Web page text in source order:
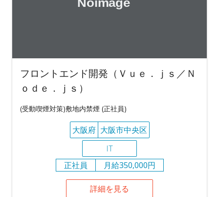
フロントエンド開発（Ｖｕｅ．ｊｓ／Ｎ
ｏｄｅ．ｊｓ）
(受動喫煙対策)敷地内禁煙 (正社員)
大阪府 大阪市中央区
IT
正社員
月給350,000円
詳細を見る